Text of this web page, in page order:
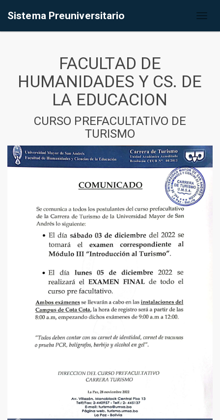
Sistema Preuniversitario
FACULTAD DE
HUMANIDADES Y CS. DE
LA EDUCACION
CURSO PREFACULTATIVO DE
TURISMO